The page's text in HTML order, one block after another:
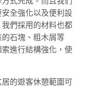
全強化以及便利設
們採用的材料也都
石塊、粗木屑等
進行結構強化，使
的遊客休憩範圍可